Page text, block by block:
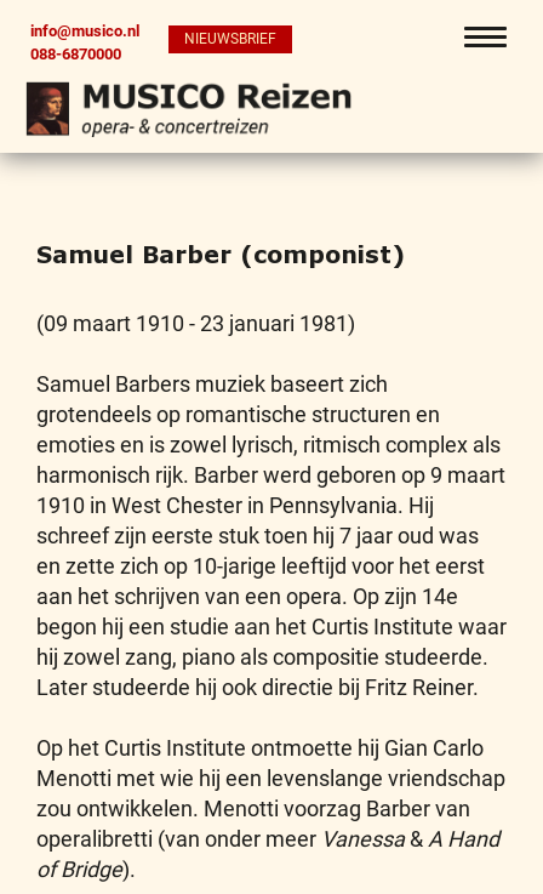
info@musico.nl
088-6870000
NIEUWSBRIEF
Samuel Barber (componist)
(09 maart 1910 - 23 januari 1981)
Samuel Barbers muziek baseert zich
grotendeels op romantische structuren en
emoties en is zowel lyrisch, ritmisch complex als
harmonisch rijk. Barber werd geboren op 9 maart
1910 in West Chester in Pennsylvania. Hij
schreef zijn eerste stuk toen hij 7 jaar oud was
en zette zich op 10-jarige leeftijd voor het eerst
aan het schrijven van een opera. Op zijn 14e
begon hij een studie aan het Curtis Institute waar
hij zowel zang, piano als compositie studeerde.
Later studeerde hij ook directie bij Fritz Reiner.
Op het Curtis Institute ontmoette hij Gian Carlo
Menotti met wie hij een levenslange vriendschap
zou ontwikkelen. Menotti voorzag Barber van
operalibretti (van onder meer Vanessa& A Hand
of Bridge).